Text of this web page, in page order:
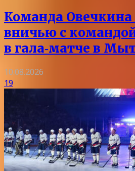
Команда Овечкина
вничью с
в гала‑матче в
10.08.2026
19